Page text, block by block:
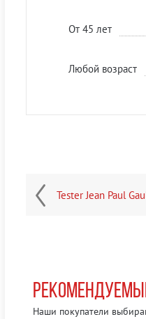
От 45 лет
Любой возраст
Tester Jean Paul
Наши покупатели